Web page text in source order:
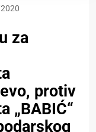
za
protiv
„BABIĆ“